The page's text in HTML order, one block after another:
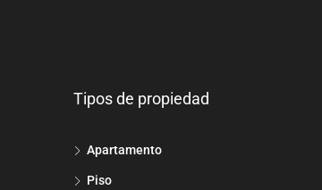
Tipos de propiedad
Apartamento
Piso